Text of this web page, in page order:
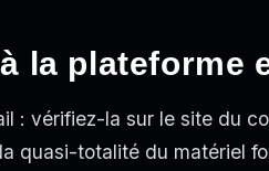
la plateforme
: vérifiez-la sur le site du
quasi-totalité du matériel